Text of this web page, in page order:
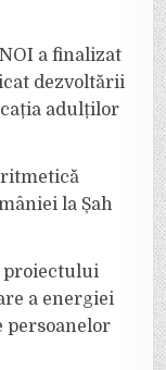
NOI a finalizat
dezvoltării
adulților
la Șah
proiectului
a energiei
persoanelor